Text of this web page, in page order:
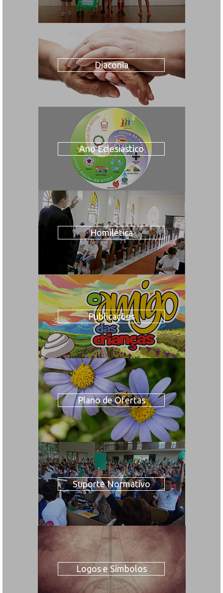
Diaconia
Ano Eclesiástico
Homilética
Publicações
Plano de Ofertas
Suporte Normativo
Logos e Símbolos